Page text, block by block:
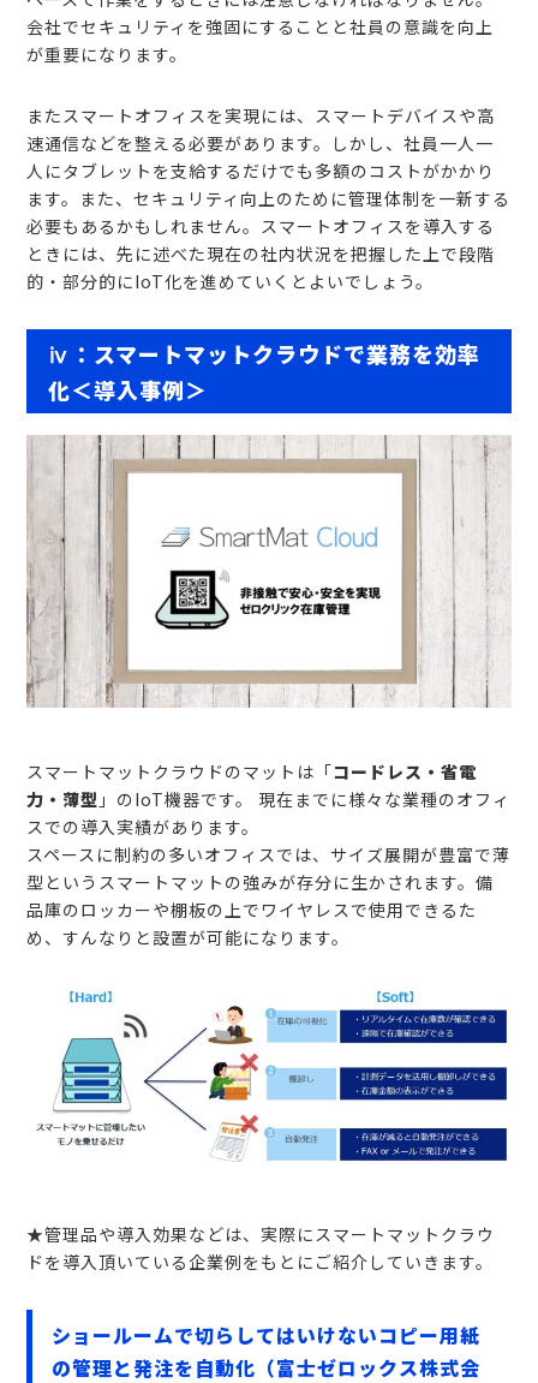
会社でセキュリティを強固にすることと社員の意識を向上
が重要になります。
またスマートオフィスを実現には、スマートデバイスや高
速通信などを整える必要があります。しかし、社員一人一
人にタブレットを支給するだけでも多額のコストがかかり
ます。また、セキュリティ向上のために管理体制を一新する
必要もあるかもしれません。スマートオフィスを導入する
ときには、先に述べた現在の社内状況を把握した上で段階
的・部分的にIoT化を進めていくとよいでしょう。
ⅳ：スマートマットクラウドで業務を効率
化＜導入事例＞
スマートマットクラウドのマットは「コードレス・省電
力・薄型 」のIoT機器です。 現在までに様々な業種のオフィ
スでの導入実績があります。
スペースに制約の多いオフィスでは、サイズ展開が豊富で薄
型というスマートマットの強みが存分に生かされます。備
品庫のロッカーや棚板の上でワイヤレスで使用できるた
め、すんなりと設置が可能になります。
★管理品や導入効果などは、実際にスマートマットクラウ
ドを導入頂いている企業例をもとにご紹介していきます。
ショールームで切らしてはいけないコピー用紙
の管理と発注を自動化（富士ゼロックス株式会